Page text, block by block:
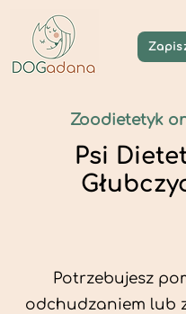
Zoodietetyk
Psi
Potrzebujesz
odchudzaniem lub